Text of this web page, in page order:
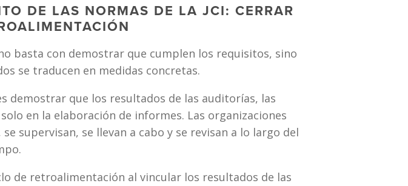
DE LAS NORMAS DE LA JCI: CERRAR
basta con demostrar que cumplen los requisitos, sino
se traducen en medidas concretas.
demostrar que los resultados de las auditorías, las
en la elaboración de informes. Las organizaciones
supervisan, se llevan a cabo y se revisan a lo largo del
de retroalimentación al vincular los resultados de las